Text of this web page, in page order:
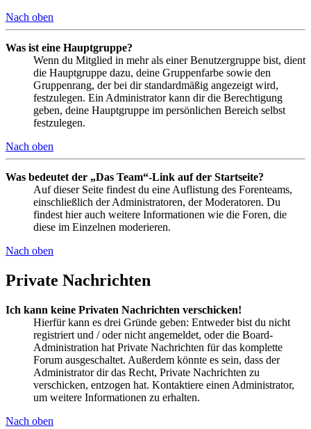
Nach oben
Was ist eine Hauptgruppe?
Wenn du Mitglied in mehr als einer Benutzergruppe bist, dient
die Hauptgruppe dazu, deine Gruppenfarbe sowie den
Gruppenrang, der bei dir standardmäßig angezeigt wird,
festzulegen. Ein Administrator kann dir die Berechtigung
geben, deine Hauptgruppe im persönlichen Bereich selbst
festzulegen.
Nach oben
Was bedeutet der „Das Team“-Link auf der Startseite?
Auf dieser Seite findest du eine Auflistung des Forenteams,
einschließlich der Administratoren, der Moderatoren. Du
findest hier auch weitere Informationen wie die Foren, die
diese im Einzelnen moderieren.
Nach oben
Private Nachrichten
Ich kann keine Privaten Nachrichten verschicken!
Hierfür kann es drei Gründe geben: Entweder bist du nicht
registriert und / oder nicht angemeldet, oder die Board-
Administration hat Private Nachrichten für das komplette
Forum ausgeschaltet. Außerdem könnte es sein, dass der
Administrator dir das Recht, Private Nachrichten zu
verschicken, entzogen hat. Kontaktiere einen Administrator,
um weitere Informationen zu erhalten.
Nach oben